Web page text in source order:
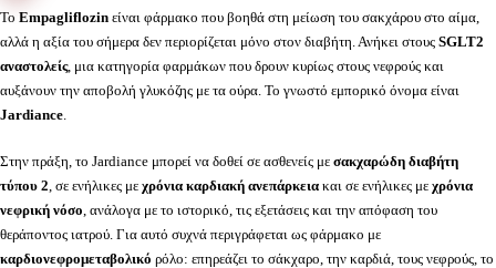
Το Empagliflozin είναι φάρμακο που βοηθά στη μείωση του σακχάρου στο αίμα,
αλλά η αξία του σήμερα δεν περιορίζεται μόνο στον διαβήτη. Ανήκει στους SGLT2
αναστολείς, μια κατηγορία φαρμάκων που δρουν κυρίως στους νεφρούς και
αυξάνουν την αποβολή γλυκόζης με τα ούρα. Το γνωστό εμπορικό όνομα είναι
Jardiance.
Στην πράξη, το Jardiance μπορεί να δοθεί σε ασθενείς με σακχαρώδη διαβήτη
τύπου 2, σε ενήλικες με χρόνια καρδιακή ανεπάρκεια και σε ενήλικες με χρόνια
νεφρική νόσο, ανάλογα με το ιστορικό, τις εξετάσεις και την απόφαση του
θεράποντος ιατρού. Για αυτό συχνά περιγράφεται ως φάρμακο με
καρδιονεφρομεταβολικό ρόλο: επηρεάζει το σάκχαρο, την καρδιά, τους νεφρούς, το